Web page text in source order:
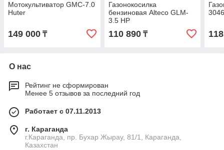
Мотокультиватор GMC-7.0
Huter
149 000 ₸
Газонокосилка
бензиновая Alteco GLM-
3.5 HP
110 890₸
О нас
Рейтинг не сформирован
Менее 5 отзывов за последний год
Работает с 07.11.2013
г. Караганда
г.Караганда, пр. Бухар Жырау, 81/1, Караганда,
Казахстан